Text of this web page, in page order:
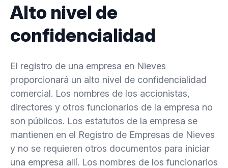
Alto nivel de
confidencialidad
El registro de una empresa en Nieves
proporcionará un alto nivel de confidencialidad
comercial. Los nombres de los accionistas,
directores y otros funcionarios de la empresa no
son públicos. Los estatutos de la empresa se
mantienen en el Registro de Empresas de Nieves
y no se requieren otros documentos para iniciar
una empresa allí. Los nombres de los funcionarios